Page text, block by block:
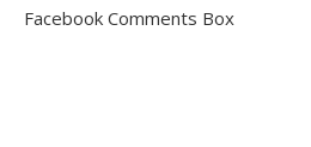
Facebook Comments Box